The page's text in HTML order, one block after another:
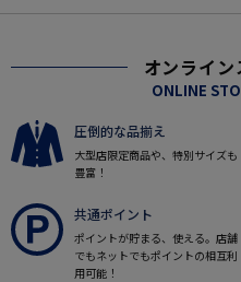
オンライ
ONLINE
圧倒的な品揃え
大型店限定商品や、特別サイズも
豊富！
共通ポイント
ポイントが貯まる、使える。店舗
でもネットでもポイントの相互利
用可能！